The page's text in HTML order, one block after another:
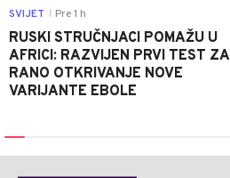
SVIJET Pre 1 h
RUSKI STRUČNJACI POMAŽU U
AFRICI: RAZVIJEN PRVI TEST ZA
RANO OTKRIVANJE NOVE
VARIJANTE EBOLE